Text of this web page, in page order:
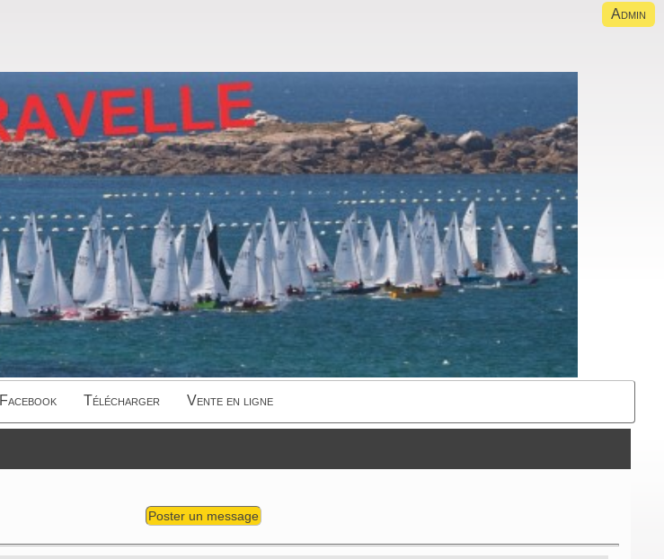
Admin
Facebook Télécharger Vente en ligne
Poster un message